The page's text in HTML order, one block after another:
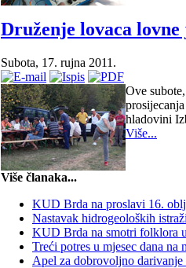
Druženje lovaca
Subota, 17. rujna 2011.
Ove
hladovini
Više...
Više članaka...
KUD Brda na proslavi 16.
Nastavak hidrogeoloških
KUD Brda na smotri folklora
Treći potres u mjesec dana na
Apel za dobrovoljno